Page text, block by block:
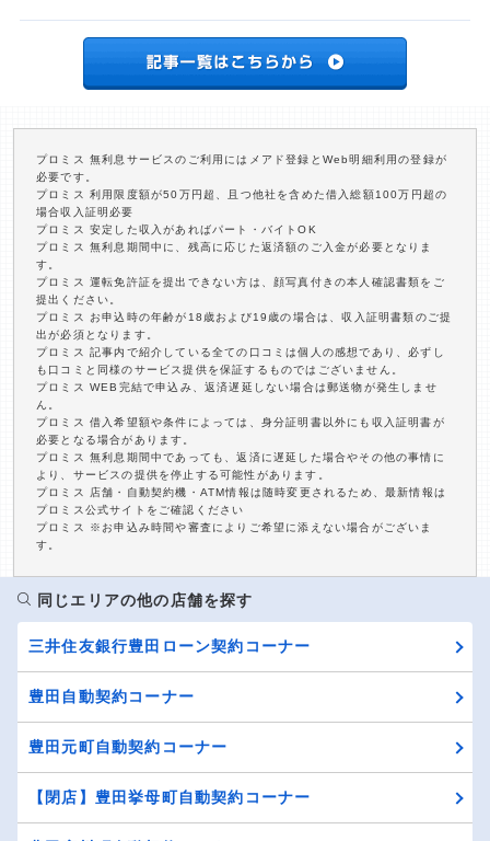
プロミス 無利息サービスのご利用にはメアド登録とWeb明細利用の登録が
必要です。
プロミス 利用限度額が50万円超、且つ他社を含めた借入総額100万円超の
場合収入証明必要
プロミス 安定した収入があればパート・バイトOK
プロミス 無利息期間中に、残高に応じた返済額のご入金が必要となりま
す。
プロミス 運転免許証を提出できない方は、顔写真付きの本人確認書類をご
提出ください。
プロミス お申込時の年齢が18歳および19歳の場合は、収入証明書類のご提
出が必須となります。
プロミス 記事内で紹介している全ての口コミは個人の感想であり、必ずし
も口コミと同様のサービス提供を保証するものではございません。
プロミス WEB完結で申込み、返済遅延しない場合は郵送物が発生しませ
ん。
プロミス 借入希望額や条件によっては、身分証明書以外にも収入証明書が
必要となる場合があります。
プロミス 無利息期間中であっても、返済に遅延した場合やその他の事情に
より、サービスの提供を停止する可能性があります。
プロミス 店舗・自動契約機・ATM情報は随時変更されるため、最新情報は
プロミス公式サイトをご確認ください
プロミス ※お申込み時間や審査によりご希望に添えない場合がございま
す。
同じエリアの他の店舗を探す
三井住友銀行豊田ローン契約コーナー
豊田自動契約コーナー
豊田元町自動契約コーナー
【閉店】豊田挙母町自動契約コーナー